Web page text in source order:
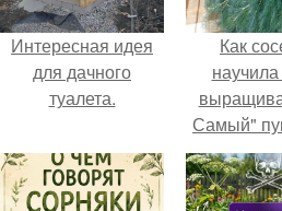
Интересная идея
для дачного
туалета.
Как
Самый"